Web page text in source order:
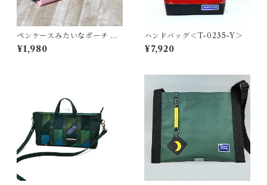
ペンケースみたいなポーチ ＜
K-0661＞
¥1,980
ハンドバッグ＜T-0235-Y＞
¥7,920